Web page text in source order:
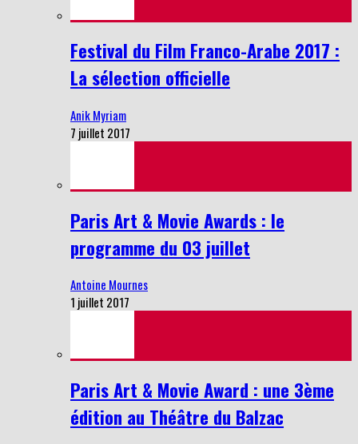
Festival du Film Franco-Arabe 2017 :
La sélection officielle
Anik Myriam
7 juillet 2017
Paris Art & Movie Awards : le
programme du 03 juillet
Antoine Mournes
1 juillet 2017
Paris Art & Movie Award : une 3ème
édition au Théâtre du Balzac